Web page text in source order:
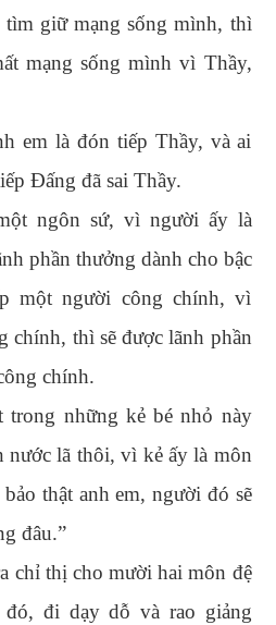
giữ mạng sống mình, thì
mạng sống mình vì Thầy,
em là đón tiếp Thầy, và ai
Đấng đã sai Thầy.
ngôn sứ, vì người ấy là
phần thưởng dành cho bậc
một người công chính, vì
chính, thì sẽ được lãnh phần
chính.
trong những kẻ bé nhỏ này
nước lã thôi, vì kẻ ấy là môn
thật anh em, người đó sẽ
đâu.”
chỉ thị cho mười hai môn đệ
đi dạy dỗ và rao giảng